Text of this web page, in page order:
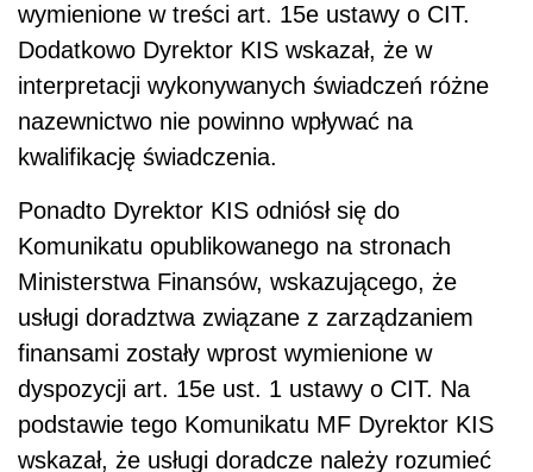
wymienione w treści art. 15e ustawy o CIT.
Dodatkowo Dyrektor KIS wskazał, że w
interpretacji wykonywanych świadczeń różne
nazewnictwo nie powinno wpływać na
kwalifikację świadczenia.
Ponadto Dyrektor KIS odniósł się do
Komunikatu opublikowanego na stronach
Ministerstwa Finansów, wskazującego, że
usługi doradztwa związane z zarządzaniem
finansami zostały wprost wymienione w
dyspozycji art. 15e ust. 1 ustawy o CIT. Na
podstawie tego Komunikatu MF Dyrektor KIS
wskazał, że usługi doradcze należy rozumieć